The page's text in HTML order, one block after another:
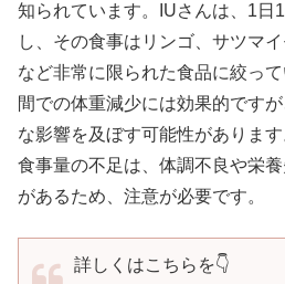
知られています。IUさんは、1日
し、その食事はリンゴ、サツマ
など非常に限られた食品に絞っ
間での体重減少には効果的です
な影響を及ぼす可能性がありま
食事量の不足は、体調不良や栄
があるため、注意が必要です。
詳しくはこちらを👇